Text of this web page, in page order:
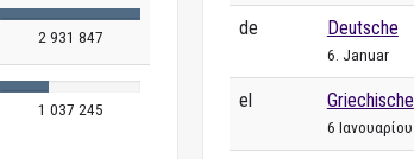
2 931 847
1 037 245
de Deutsche
6. Januar
el Griechische
6 Ιανουαρίου